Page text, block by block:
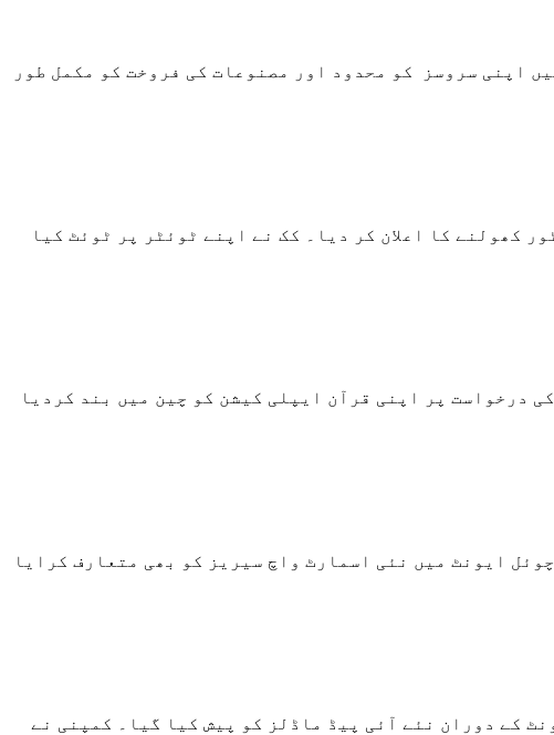
اپنی سروسز کو محدود اور مصنوعات کی فروخت کو مکمل طور
کھولنے کا اعلان کر دیا۔ کک نے اپنے ٹوئٹر پر ٹوئٹ کیا
درخواست پر اپنی قرآن ایپلی کیشن کو چین میں بند کردیا
اور آئی پیڈز کے ساتھ ایپل کے ورچوئل ایونٹ میں نئی اسمارٹ واچ سیریز کو بھی متعارف کرایا
ایپل کے ورچوئل ایونٹ کے دوران نئے آئی پیڈ ماڈلز کو پیش کیا گیا۔ کمپنی نے